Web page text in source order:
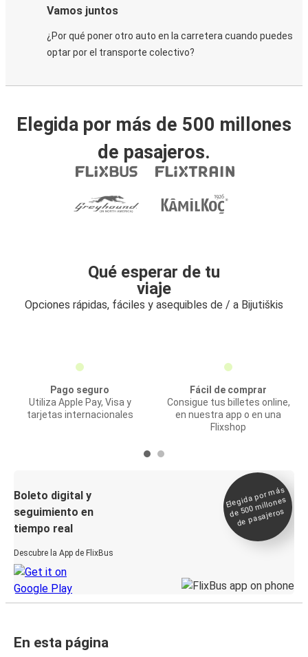
Vamos juntos
¿Por qué poner otro auto en la carretera cuando puedes
optar por el transporte colectivo?
Elegida por más de 500 millones
de pasajeros.
Qué esperar de tu
viaje
Opciones rápidas, fáciles y asequibles de / a Bijutiškis
Pago seguro
Utiliza Apple Pay, Visa y
tarjetas internacionales
Fácil de comprar
Consigue tus billetes online,
en nuestra app o en una
Flixshop
Boleto digital y
seguimiento en
tiempo real
Descubre la App de FlixBus
Elegida por
más
de 500
millones
de pasajeros
En esta página